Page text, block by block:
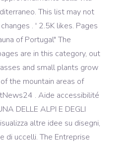
This list may not
. ' 2.5K likes. Pages
of Portugal" The
are in this category, out
and small plants grow
the mountain areas of
. Aide accessibilité
DELLE ALPI E DEGLI
altre idee su disegni,
di uccelli. The Entreprise